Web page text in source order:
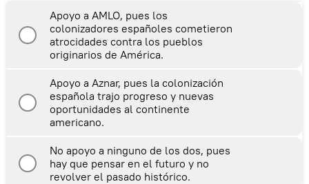
Apoyo a AMLO, pues los
colonizadores españoles cometieron
atrocidades contra los pueblos
originarios de América.
Apoyo a Aznar, pues la colonización
española trajo progreso y nuevas
oportunidades al continente
americano.
No apoyo a ninguno de los dos, pues
hay que pensar en el futuro y no
revolver el pasado histórico.